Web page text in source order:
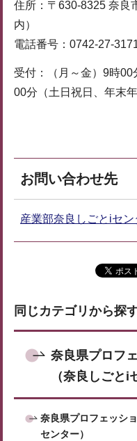
住所：〒630-8325 奈良
内）
電話番号：0742-27-
受付：（月～金）9時
00分（土日祝日、年末年
お問い合わせ先
産業部奈良しごとiセ
同じカテゴリから探
奈良県プロフ
（奈良しごとi
奈良県プロフェッシ
センター）